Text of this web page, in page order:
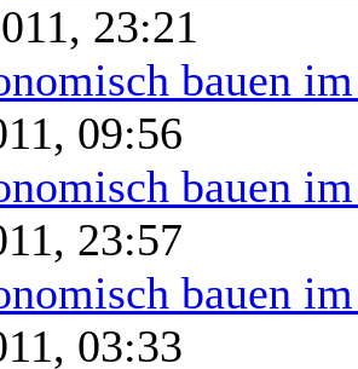
23:21
bauen
09:56
bauen
23:57
bauen
03:33